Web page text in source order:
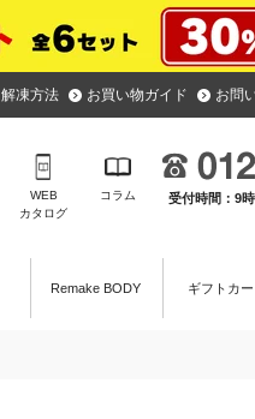
解凍方法 お買い物ガイド お問
受付時間：9
WEB
カタログ
コラム
Remake BODY ギフトカー